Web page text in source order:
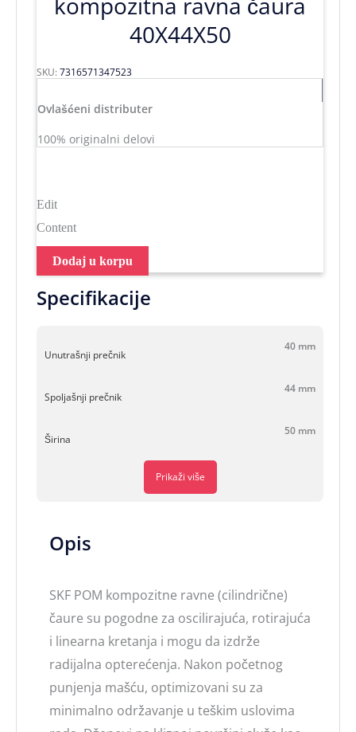
40X44X50
SKU: 7316571347523
Ovlašćeni distributer
100% originalni delovi
Edit
Content
Dodaj u korpu
Specifikacije
Unutrašnji prečnik
40 mm
Spoljašnji prečnik
44 mm
Širina
50 mm
Prikaži više
Opis
SKF POM kompozitne ravne (cilindrične)
čaure su pogodne za oscilirajuća, rotirajuća
i linearna kretanja i mogu da izdrže
radijalna opterećenja. Nakon početnog
punjenja mašću, optimizovani su za
minimalno održavanje u teškim uslovima